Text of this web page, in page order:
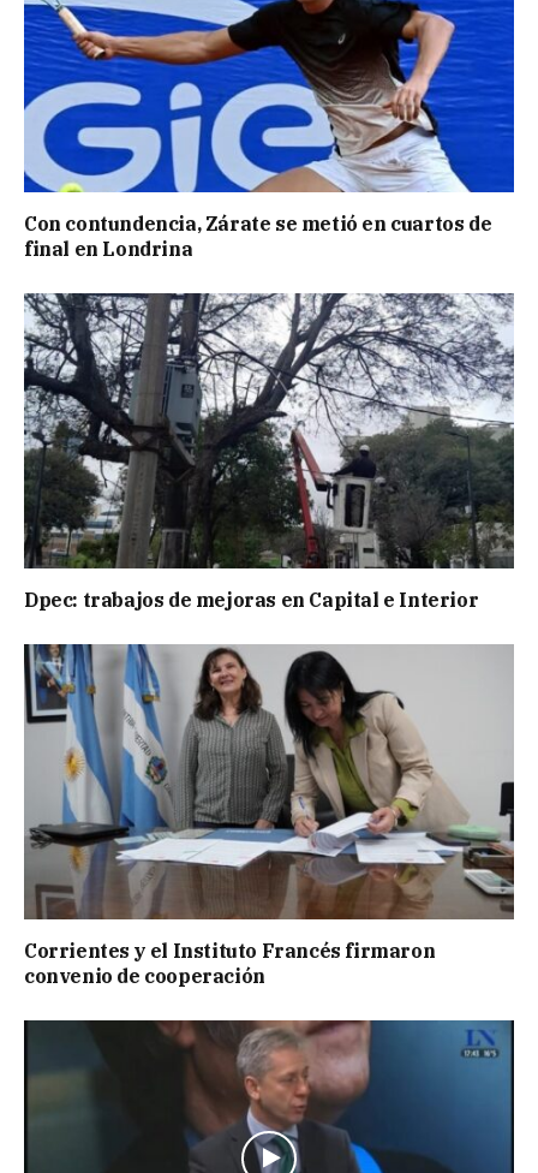
Con contundencia, Zárate se metió en cuartos de
final en Londrina
Dpec: trabajos de mejoras en Capital e Interior
Corrientes y el Instituto Francés firmaron
convenio de cooperación